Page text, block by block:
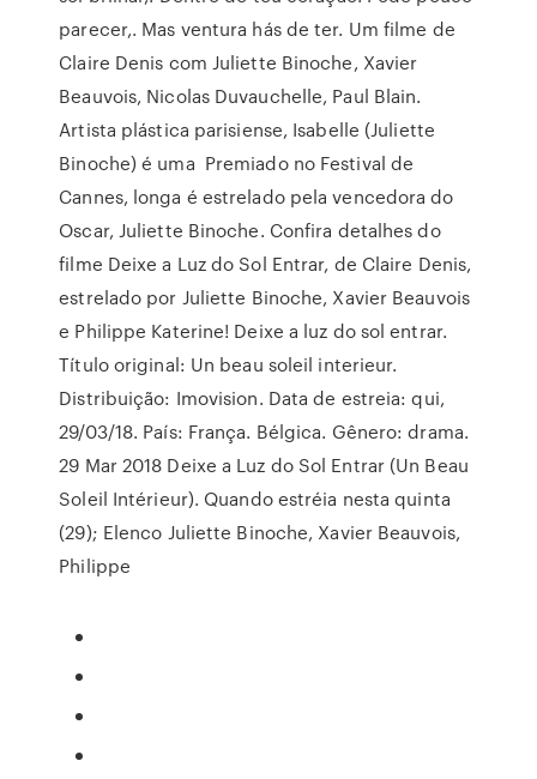
parecer,. Mas ventura hás de ter. Um filme de
Claire Denis com Juliette Binoche, Xavier
Beauvois, Nicolas Duvauchelle, Paul Blain.
Artista plástica parisiense, Isabelle (Juliette
Binoche) é uma Premiado no Festival de
Cannes, longa é estrelado pela vencedora do
Oscar, Juliette Binoche. Confira detalhes do
filme Deixe a Luz do Sol Entrar, de Claire Denis,
estrelado por Juliette Binoche, Xavier Beauvois
e Philippe Katerine! Deixe a luz do sol entrar.
Título original: Un beau soleil interieur.
Distribuição: Imovision. Data de estreia: qui,
29/03/18. País: França. Bélgica. Gênero: drama.
29 Mar 2018 Deixe a Luz do Sol Entrar (Un Beau
Soleil Intérieur). Quando estréia nesta quinta
(29); Elenco Juliette Binoche, Xavier Beauvois,
Philippe